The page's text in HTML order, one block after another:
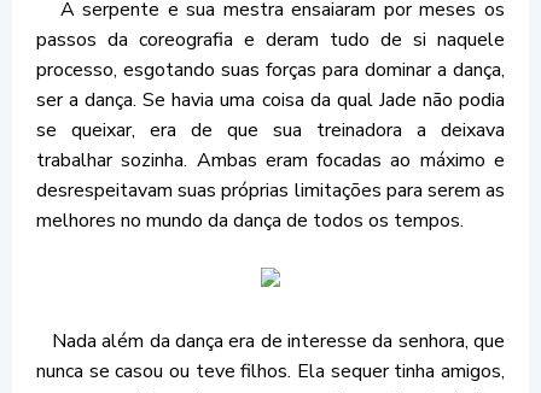
A serpente e sua mestra ensaiaram por meses os
passos da coreografia e deram tudo de si naquele
processo, esgotando suas forças para dominar a dança,
ser a dança. Se havia uma coisa da qual Jade não podia
se queixar, era de que sua treinadora a deixava
trabalhar sozinha. Ambas eram focadas ao máximo e
desrespeitavam suas próprias limitações para serem as
melhores no mundo da dança de todos os tempos.
Nada além da dança era de interesse da senhora, que
nunca se casou ou teve filhos. Ela sequer tinha amigos,